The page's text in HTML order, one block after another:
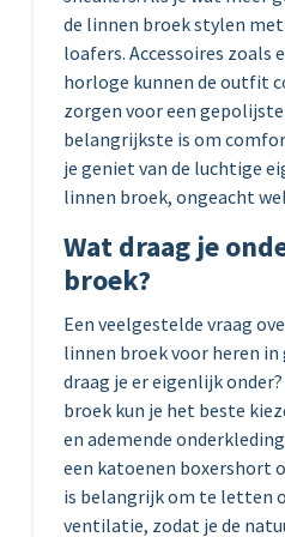
de linnen broek stylen
loafers. Accessoires zoals
horloge kunnen de outfit
zorgen voor een
belangrijkste is om
je geniet van de luchtige
linnen broek, ongeacht
Wat draag je
broek?
Een veelgestelde vraag
linnen broek voor heren
draag je er eigenlijk
broek kun je het beste
en ademende
een katoenen boxershort
is belangrijk om te letten
ventilatie, zodat je de